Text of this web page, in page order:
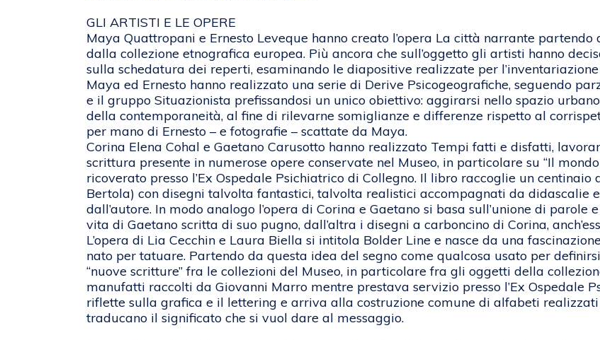
GLI ARTISTI E LE OPERE
Maya Quattropani e Ernesto Leveque hanno creato l’opera La città narrante
dalla collezione etnografica europea. Più ancora che sull’oggetto gli artisti hanno
sulla schedatura dei reperti, esaminando le diapositive realizzate per
Maya ed Ernesto hanno realizzato una serie di Derive Psicogeografiche, seguendo
e il gruppo Situazionista prefissandosi un unico obiettivo: aggirarsi nello spazio
della contemporaneità, al fine di rilevarne somiglianze e differenze rispetto al
per mano di Ernesto – e fotografie – scattate da Maya.
Corina Elena Cohal e Gaetano Carusotto hanno realizzato Tempi fatti e disfatti,
scrittura presente in numerose opere conservate nel Museo, in particolare su “Il
ricoverato presso l’Ex Ospedale Psichiatrico di Collegno. Il libro raccoglie un centinaio
Bertola) con disegni talvolta fantastici, talvolta realistici accompagnati da didascalie
dall’autore. In modo analogo l’opera di Corina e Gaetano si basa sull’unione di
vita di Gaetano scritta di suo pugno, dall’altra i disegni a carboncino di Corina,
L’opera di Lia Cecchin e Laura Biella si intitola Bolder Line e nasce da una
nato per tatuare. Partendo da questa idea del segno come qualcosa usato per
“nuove scritture” fra le collezioni del Museo, in particolare fra gli oggetti della
manufatti raccolti da Giovanni Marro mentre prestava servizio presso l’Ex Ospedale
riflette sulla grafica e il lettering e arriva alla costruzione comune di alfabeti
traducano il significato che si vuol dare al messaggio.